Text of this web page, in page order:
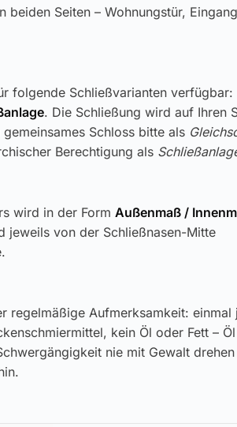
beiden Seiten – Wohnungstür,
folgende Schließvarianten verfügbar:
. Die Schließung wird auf Ihren
Schloss bitte als
Berechtigung als
wird in der Form Außenmaß /
jeweils von der Schließnasen-Mitte
regelmäßige Aufmerksamkeit: einmal
kein Öl oder Fett –
nie mit Gewalt drehen